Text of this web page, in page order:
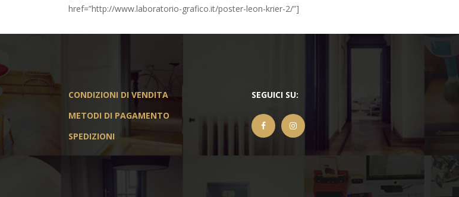
href=”http://www.laboratorio-grafico.it/poster-leon-krier-2/”]
CONDIZIONI DI VENDITA
METODI DI PAGAMENTO
SPEDIZIONI
SEGUICI SU: